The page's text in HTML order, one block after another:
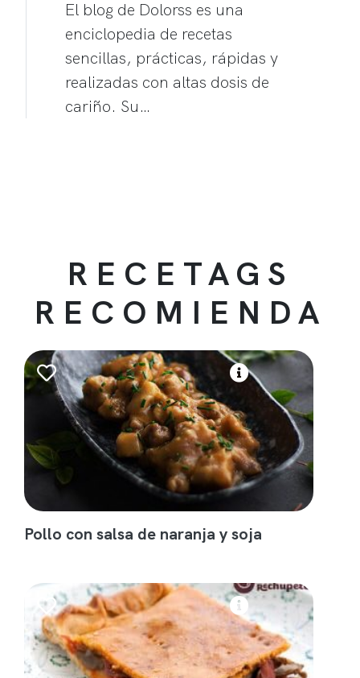
El blog de Dolorss es una
enciclopedia de recetas
sencillas, prácticas, rápidas y
realizadas con altas dosis de
cariño. Su…
RECETAGS
RECOMIENDA
Pollo con salsa de naranja y soja